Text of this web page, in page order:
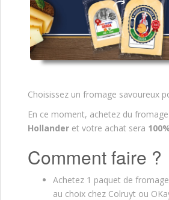
Choisissez un fromage savoureux
En ce moment, achetez du fromage
Hollander et votre achat sera
Comment faire ?
Achetez 1 paquet de
au choix chez Colruyt ou